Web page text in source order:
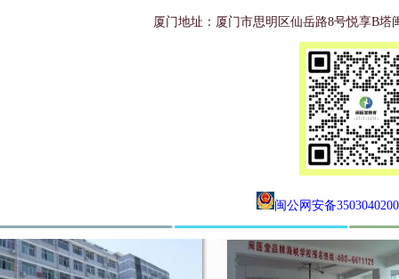
厦门地址：厦门市思明区仙岳路8号悦享B塔
闽公网安备350304020